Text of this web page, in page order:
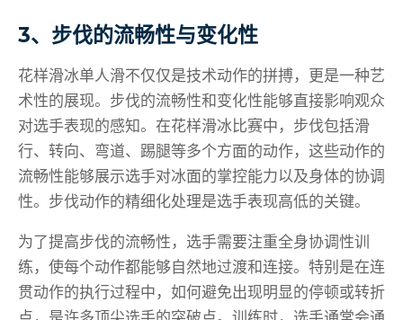
3、步伐的流畅性与变化性
花样滑冰单人滑不仅仅是技术动作的拼搏，更是一种艺
术性的展现。步伐的流畅性和变化性能够直接影响观众
对选手表现的感知。在花样滑冰比赛中，步伐包括滑
行、转向、弯道、踢腿等多个方面的动作，这些动作的
流畅性能够展示选手对冰面的掌控能力以及身体的协调
性。步伐动作的精细化处理是选手表现高低的关键。
为了提高步伐的流畅性，选手需要注重全身协调性训
练，使每个动作都能够自然地过渡和连接。特别是在连
贯动作的执行过程中，如何避免出现明显的停顿或转折